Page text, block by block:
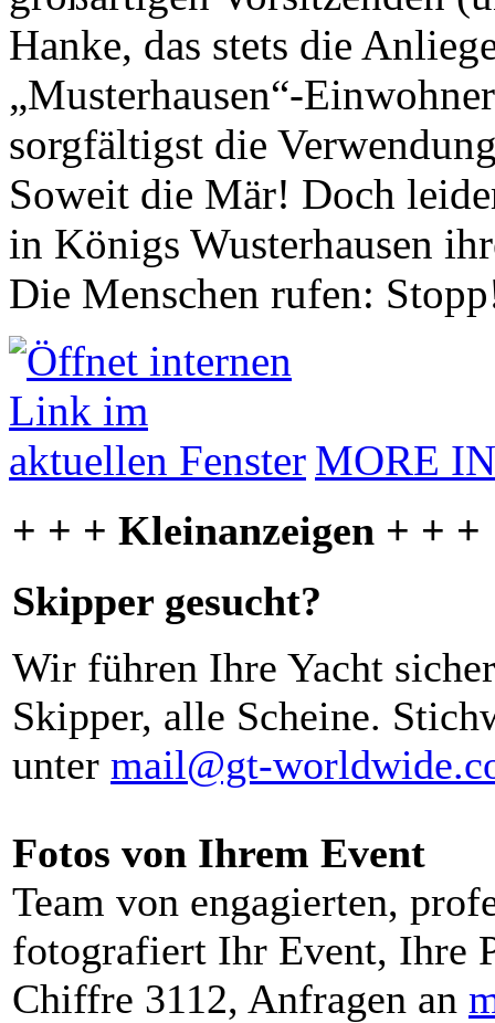
Hanke, das stets die
„Musterhausen“-
sorgfältigst die
Soweit die Mär! Doch
in Königs Wusterhausen
Die Menschen rufen:
MORE
+ + + Kleinanzeigen + + +
Skipper gesucht?
Wir führen Ihre Yacht
Skipper, alle Scheine.
unter mail@gt-
Fotos von Ihrem Event
Team von engagierten,
fotografiert Ihr Event, Ihre
Chiffre 3112, Anfragen an